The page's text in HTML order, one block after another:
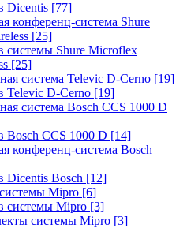
Dicentis [77]
конференц-система Shure
[25]
системы Shure Microflex
[25]
система Televic D-Cerno [19]
Televic D-Cerno [19]
система Bosch CCS 1000 D
Bosch CCS 1000 D [14]
конференц-система Bosch
Dicentis Bosch [12]
Mipro [6]
системы Mipro [3]
системы Mipro [3]